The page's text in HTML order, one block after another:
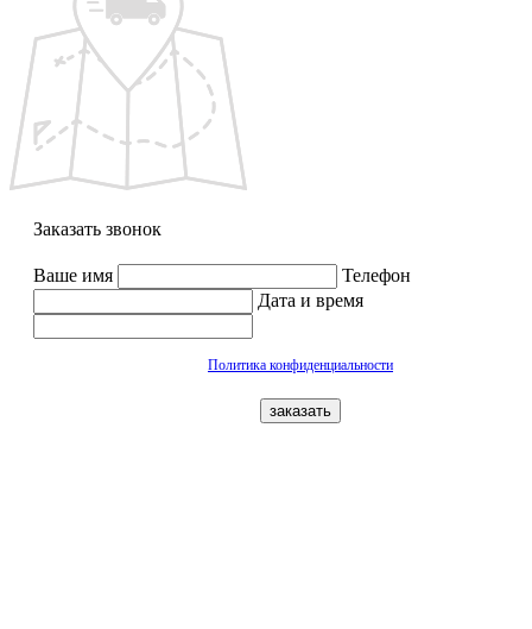
Заказать звонок
Ваше имя
Телефон
Дата и время
Политика конфиденциальности
заказать